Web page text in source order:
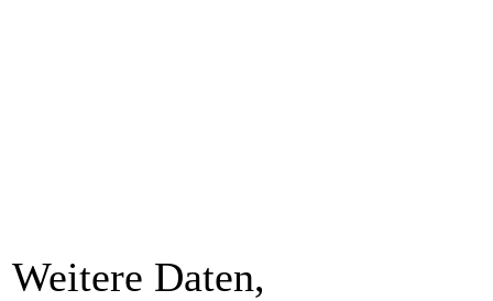
Weitere Daten,